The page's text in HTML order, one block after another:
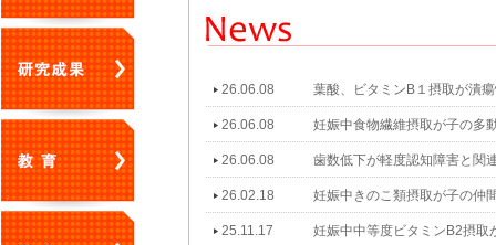
26.06.08 葉酸、ビタミンB１摂取が潰
26.06.08 妊娠中食物繊維摂取が子の多
26.06.08 歯数低下が軽度認知障害と関
26.02.18 妊娠中きのこ類摂取が子の仲
25.11.17 妊娠中中等度ビタミンB2摂取